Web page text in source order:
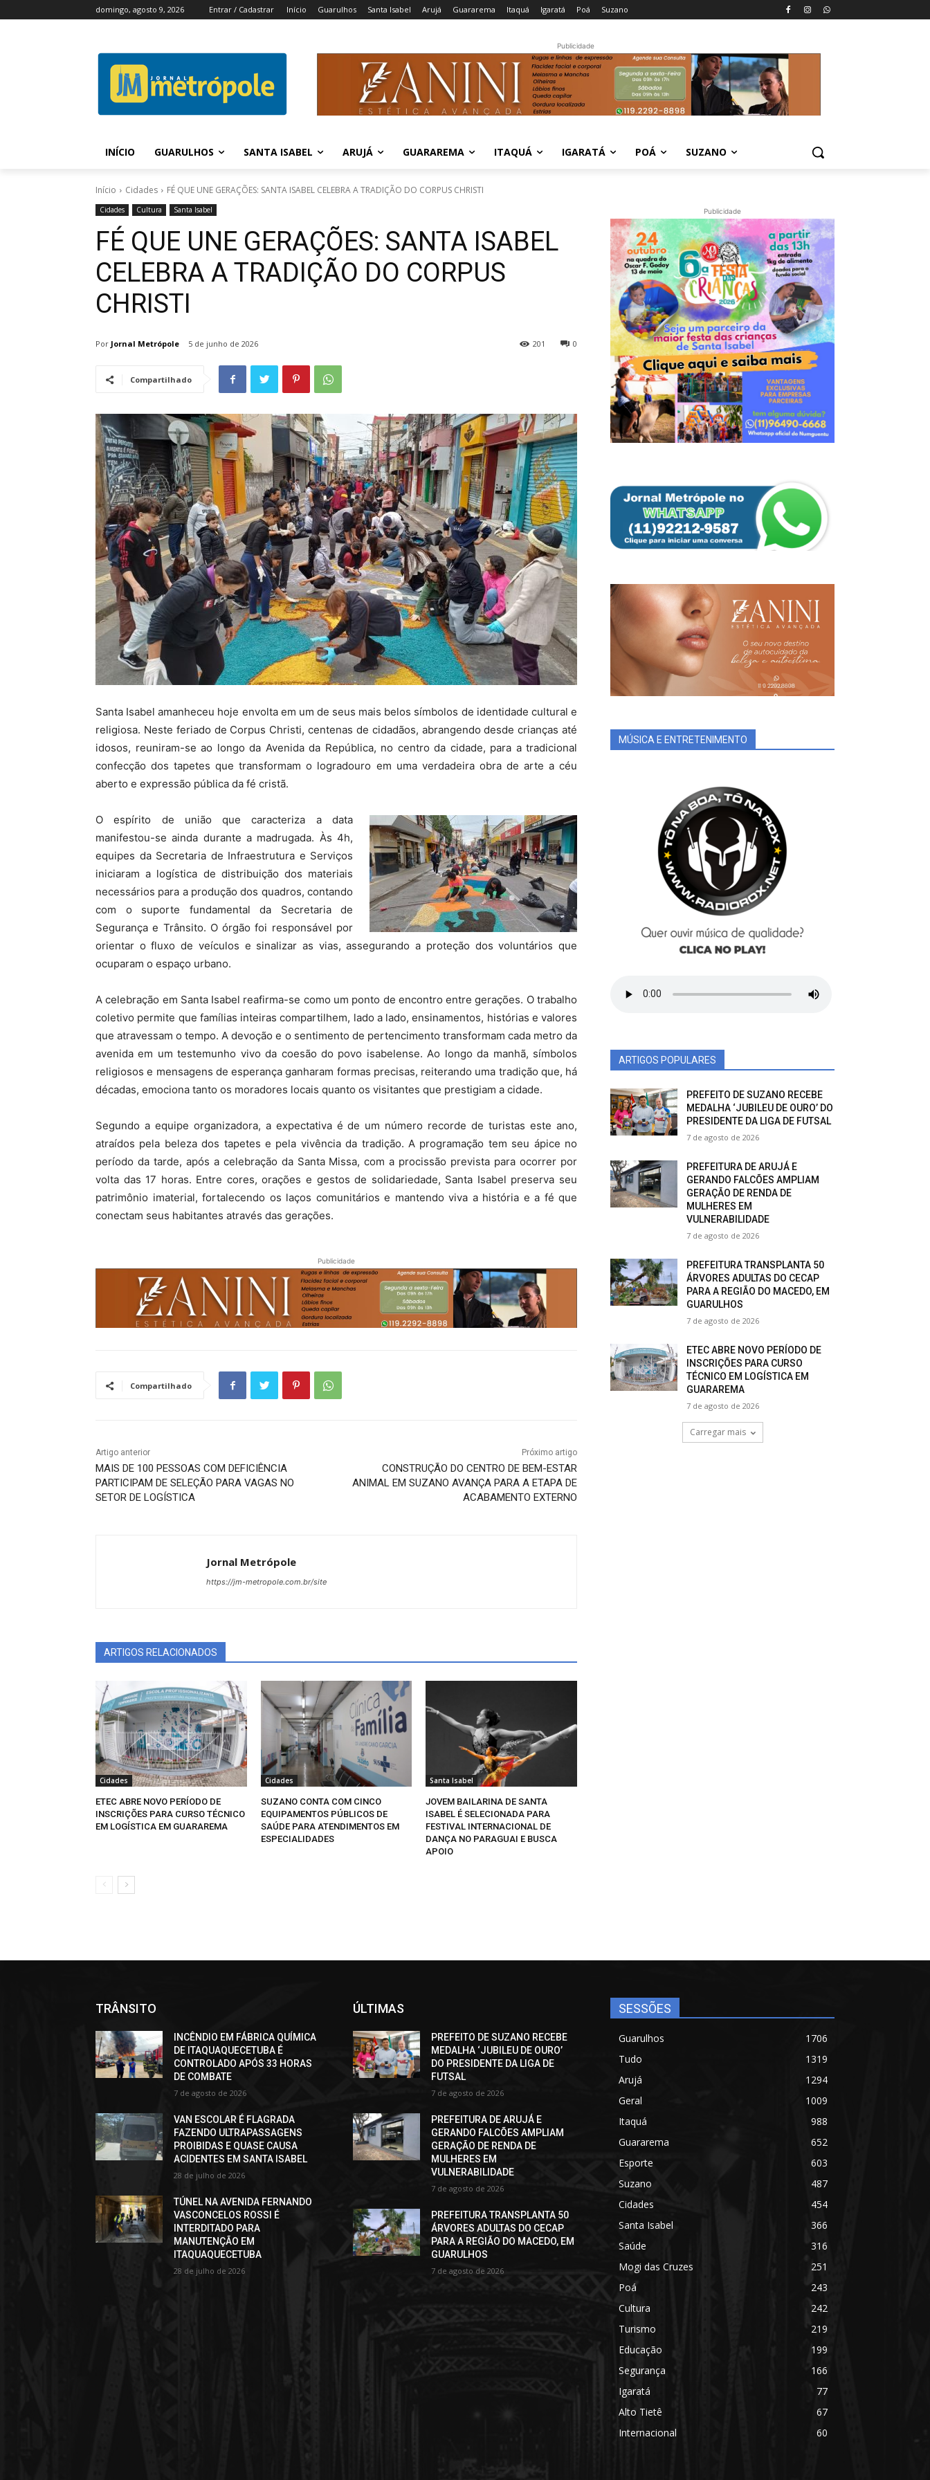
domingo, agosto 9, 2026 Entrar / Cadastrar Início Guarulhos Santa Isabel Arujá Guararema Itaquá Igaratá Poá Suzano
Publicidade
INÍCIO GUARULHOS SANTA ISABEL ARUJÁ GUARAREMA ITAQUÁ IGARATÁ POÁ SUZANO
Início Cidades FÉ QUE UNE GERAÇÕES: SANTA ISABEL CELEBRA A TRADIÇÃO DO CORPUS CHRISTI
Cidades Cultura Santa Isabel
FÉ QUE UNE GERAÇÕES: SANTA ISABEL
CELEBRA A TRADIÇÃO DO CORPUS
CHRISTI
Por Jornal Metrópole 5 de junho de 2026 0
201
Compartilhado
Santa Isabel amanheceu hoje envolta em um de seus mais belos símbolos de identidade cultural e
religiosa. Neste feriado de Corpus Christi, centenas de cidadãos, abrangendo desde crianças até
idosos, reuniram-se ao longo da Avenida da República, no centro da cidade, para a tradicional
confecção dos tapetes que transformam o logradouro em uma verdadeira obra de arte a céu
aberto e expressão pública da fé cristã.
O espírito de união que caracteriza a data
manifestou-se ainda durante a madrugada. Às 4h,
equipes da Secretaria de Infraestrutura e Serviços
iniciaram a logística de distribuição dos materiais
necessários para a produção dos quadros, contando
com o suporte fundamental da Secretaria de
Segurança e Trânsito. O órgão foi responsável por
orientar o fluxo de veículos e sinalizar as vias, assegurando a proteção dos voluntários que
ocuparam o espaço urbano.
A celebração em Santa Isabel reafirma-se como um ponto de encontro entre gerações. O trabalho
coletivo permite que famílias inteiras compartilhem, lado a lado, ensinamentos, histórias e valores
que atravessam o tempo. A devoção e o sentimento de pertencimento transformam cada metro da
avenida em um testemunho vivo da coesão do povo isabelense. Ao longo da manhã, símbolos
religiosos e mensagens de esperança ganharam formas precisas, reiterando uma tradição que, há
décadas, emociona tanto os moradores locais quanto os visitantes que prestigiam a cidade.
Segundo a equipe organizadora, a expectativa é de um número recorde de turistas este ano,
atraídos pela beleza dos tapetes e pela vivência da tradição. A programação tem seu ápice no
período da tarde, após a celebração da Santa Missa, com a procissão prevista para ocorrer por
volta das 17 horas. Entre cores, orações e gestos de solidariedade, Santa Isabel preserva seu
patrimônio imaterial, fortalecendo os laços comunitários e mantendo viva a história e a fé que
conectam seus habitantes através das gerações.
Publicidade
Compartilhado
Artigo anterior
MAIS DE 100 PESSOAS COM DEFICIÊNCIA
PARTICIPAM DE SELEÇÃO PARA VAGAS NO
SETOR DE LOGÍSTICA
Próximo artigo
CONSTRUÇÃO DO CENTRO DE BEM-ESTAR
ANIMAL EM SUZANO AVANÇA PARA A ETAPA DE
ACABAMENTO EXTERNO
Jornal Metrópole
https://jm-metropole.com.br/site
ARTIGOS RELACIONADOS
Cidades
ETEC ABRE NOVO PERÍODO DE
INSCRIÇÕES PARA CURSO TÉCNICO
EM LOGÍSTICA EM GUARAREMA
Cidades
SUZANO CONTA COM CINCO
EQUIPAMENTOS PÚBLICOS DE
SAÚDE PARA ATENDIMENTOS EM
ESPECIALIDADES
Santa Isabel
JOVEM BAILARINA DE SANTA
ISABEL É SELECIONADA PARA
FESTIVAL INTERNACIONAL DE
DANÇA NO PARAGUAI E BUSCA
APOIO
Publicidade
MÚSICA E ENTRETENIMENTO
ARTIGOS POPULARES
PREFEITO DE SUZANO RECEBE
MEDALHA ‘JUBILEU DE OURO’ DO
PRESIDENTE DA LIGA DE FUTSAL
7 de agosto de 2026
PREFEITURA DE ARUJÁ E
GERANDO FALCÕES AMPLIAM
GERAÇÃO DE RENDA DE
MULHERES EM
VULNERABILIDADE
7 de agosto de 2026
PREFEITURA TRANSPLANTA 50
ÁRVORES ADULTAS DO CECAP
PARA A REGIÃO DO MACEDO, EM
GUARULHOS
7 de agosto de 2026
ETEC ABRE NOVO PERÍODO DE
INSCRIÇÕES PARA CURSO
TÉCNICO EM LOGÍSTICA EM
GUARAREMA
7 de agosto de 2026
Carregar mais
TRÂNSITO
INCÊNDIO EM FÁBRICA QUÍMICA
DE ITAQUAQUECETUBA É
CONTROLADO APÓS 33 HORAS
DE COMBATE
7 de agosto de 2026
VAN ESCOLAR É FLAGRADA
FAZENDO ULTRAPASSAGENS
PROIBIDAS E QUASE CAUSA
ACIDENTES EM SANTA ISABEL
28 de julho de 2026
TÚNEL NA AVENIDA FERNANDO
VASCONCELOS ROSSI É
INTERDITADO PARA
MANUTENÇÃO EM
ITAQUAQUECETUBA
28 de julho de 2026
ÚLTIMAS
PREFEITO DE SUZANO RECEBE
MEDALHA ‘JUBILEU DE OURO’
DO PRESIDENTE DA LIGA DE
FUTSAL
7 de agosto de 2026
PREFEITURA DE ARUJÁ E
GERANDO FALCÕES AMPLIAM
GERAÇÃO DE RENDA DE
MULHERES EM
VULNERABILIDADE
7 de agosto de 2026
PREFEITURA TRANSPLANTA 50
ÁRVORES ADULTAS DO CECAP
PARA A REGIÃO DO MACEDO, EM
GUARULHOS
7 de agosto de 2026
SESSÕES
Guarulhos
1706
Tudo
1319
Arujá
1294
Geral
1009
Itaquá
988
Guararema
652
Esporte
603
Suzano
487
Cidades
454
Santa Isabel
366
Saúde
316
Mogi das Cruzes
251
Poá
243
Cultura
242
Turismo
219
Educação
199
Segurança
166
Igaratá
77
Alto Tietê
67
Internacional
60